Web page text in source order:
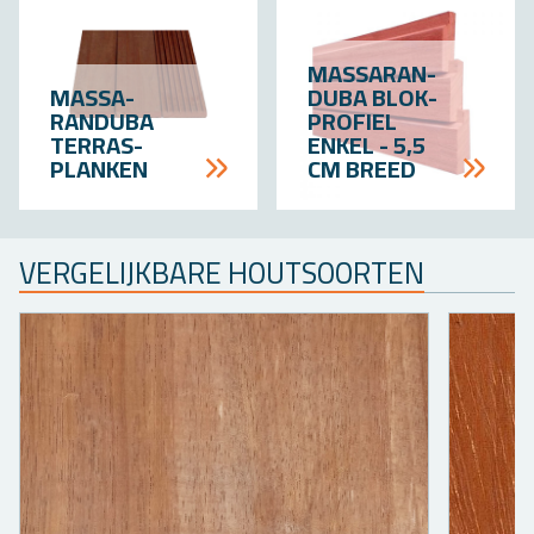
MASSA­
RANDUBA
TERRAS­
PLANKEN
MAS­SA­RAN­
DU­BA BLOK­
PRO­FIEL
ENKEL - 5,5
CM BREED
VER­GE­LIJK­BA­RE HOUT­SOOR­TEN